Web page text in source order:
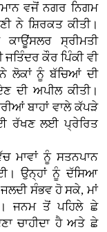
ਵਜੋਂ ਨਗਰ ਨਿਗਮ
ਨੇ ਸ਼ਿਰਕਤ ਕੀਤੀ।
ਸ੍ਰੀਮਤੀ
ਕੌਰ ਪਿੰਕੀ ਵੀ
ਲੋਕਾਂ ਨੂੰ ਬੱਚਿਆਂ ਦੀ
ਦੀ ਅਪੀਲ ਕੀਤੀ।
ਬਾਹਾਂ ਵਾਲੇ ਕੱਪੜੇ
ਰੱਖਣ ਲਈ ਪ੍ਰੇਰਿਤ
ਮਾਵਾਂ ਨੂੰ ਸਤਨਪਾਨ
ਉਨ੍ਹਾਂ ਨੂੰ ਦੱਸਿਆ
ਸੰਭਵ ਹੋ ਸਕੇ, ਮਾਂ
ਜਨਮ ਤੋਂ ਪਹਿਲੇ ਛੇ
ਚਾਹੀਦਾ ਹੈ ਅਤੇ ਛੇ